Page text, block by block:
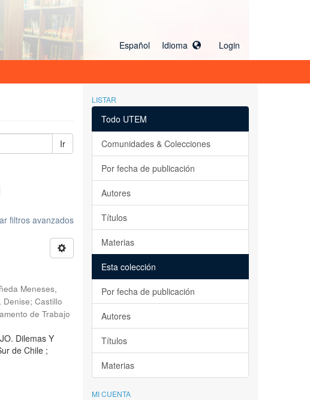
Español Idioma Login
Ir
filtros avanzados
Meneses,
Denise;Castillo
de Trabajo
Dilemas Y
de Chile ;
LISTAR
Todo UTEM
Comunidades & Colecciones
Por fecha de publicación
Autores
Títulos
Materias
Esta colección
Por fecha de publicación
Autores
Títulos
Materias
MI CUENTA